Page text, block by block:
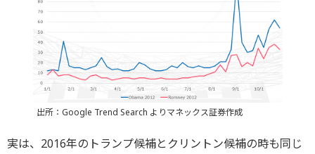
出所：Google Trend Search よりマネックス証券作成
実は、2016年のトランプ候補とクリントン候補の時も同じ